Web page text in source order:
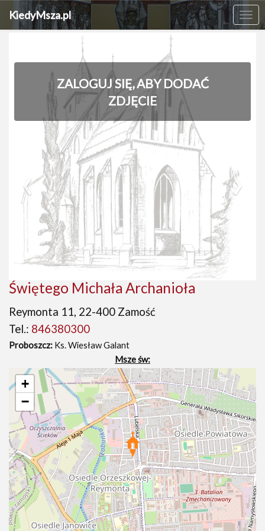
KiedyMsza.pl
ZALOGUJ SIĘ, ABY DODAĆ
ZDJĘCIE
‹ ›
Świętego Michała Archanioła
Reymonta 11, 22-400 Zamość
Tel.: 846380300
Proboszcz: Ks. Wiesław Galant
Msze św:
+
−